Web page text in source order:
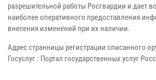
разрешительной работы Росгвардии и дает
наиболее оперативного предоставления
внесения изменений при их наличии.
Адрес странницы регистрации списанного
Госуслуг : Портал государственных услуг